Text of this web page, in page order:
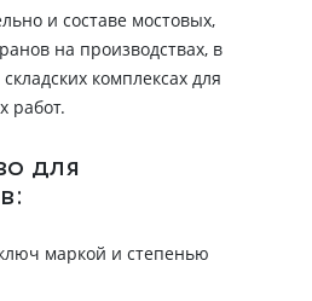
и составе мостовых,
на производствах, в
комплексах для
работ.
для
маркой и степенью